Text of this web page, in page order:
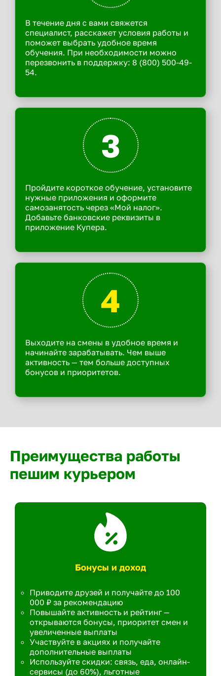
В течение дня с вами свяжется
специалист, расскажет условия работы и
поможет выбрать удобное время
обучения. При необходимости можно
перезвонить в поддержку: 8 (800) 500-49-
54.
3
Пройдите короткое обучение, установите
нужные приложения и оформите
самозанятость через «Мой налог».
Добавьте банковские реквизиты в
приложение Купера.
4
Выходите на смены в удобное время и
начинайте зарабатывать. Чем выше
активность — тем больше доступных
бонусов и приоритетов.
Преимущества работы
пешим курьером
Бонусы и доход
Приводите друзей и получайте до 100
000 ₽ за рекомендацию
Повышайте активность и рейтинг —
открываются бонусы, приоритет смен и
увеличенные выплаты
Участвуйте в акциях и получайте
дополнительные выплаты
Используйте скидки: связь, еда, онлайн-
сервисы (до 60%), льготные